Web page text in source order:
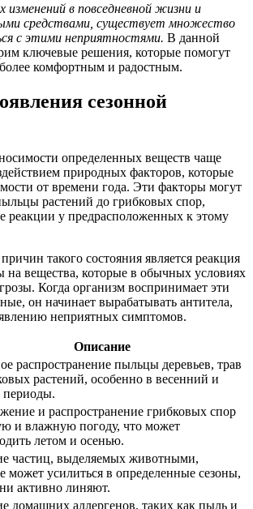
изменений в повседневной жизни и
средствами, существует множество
с этими неприятностями. В данной
ключевые решения, которые помогут
комфортным и радостным.
сезонной
определенных веществ чаще
природных факторов, которые
от времени года. Эти факторы могут
растений до грибковых спор,
реакции у предрасположенных к этому
такого состояния является реакция
вещества, которые в обычных условиях
Когда организм воспринимает эти
он начинает вырабатывать антитела,
неприятных симптомов.
Описание
распространение пыльцы деревьев, трав
растений, особенно в весенний и
периоды.
и распространение грибковых спор
и влажную погоду, что может
летом и осенью.
частиц, выделяемых животными,
может усилиться в определенные сезоны,
активно линяют.
домашних аллергенов, таких как пыль и